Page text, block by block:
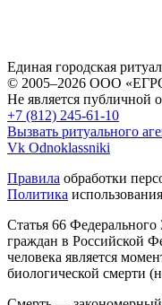
Единая городская
© 2005–2026 ООО
Не является публичной
+7 (812) 245-61-10
Вызвать ритуального
Vk Odnoklassniki
Правила обработки
Политика
Статья 66
граждан в Российской
человека является
биологической смерти